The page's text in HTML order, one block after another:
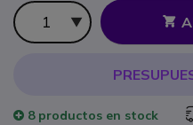
Cantidad
8 productos en stock